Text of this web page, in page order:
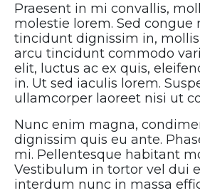
Praesent in mi convallis,
molestie lorem. Sed
tincidunt dignissim in,
arcu tincidunt commodo
elit, luctus ac ex quis,
in. Ut sed iaculis lorem.
ullamcorper laoreet nisi ut
Nunc enim magna,
dignissim quis eu ante.
mi. Pellentesque habitant
Vestibulum in tortor vel dui
interdum nunc in massa